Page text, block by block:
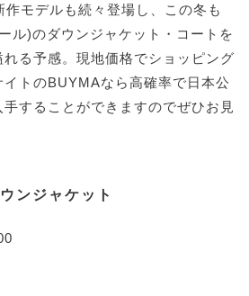
モデルも続々登場し、この冬も
ル)のダウンジャケット・コートを
る予感。現地価格でショッピング
トのBUYMAなら高確率で日本公
することができますのでぜひお見
ンジャケット